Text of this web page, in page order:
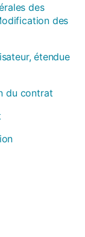
des
des
étendue
du contrat